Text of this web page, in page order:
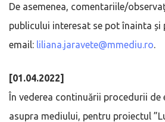
De asemenea, comentariile/
publicului interesat se pot înainta și
email: liliana.jaravete@mmediu.ro.
[01.04.2022]
În vederea continuării procedurii de
asupra mediului, pentru proiectul